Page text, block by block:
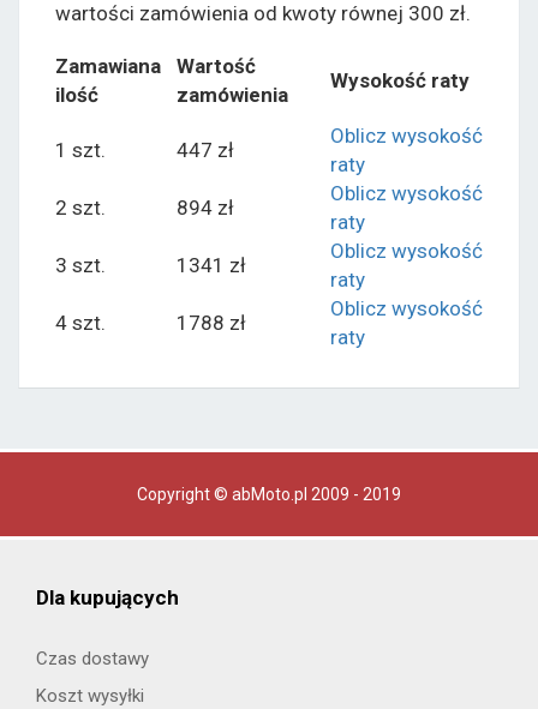
wartości zamówienia od kwoty równej 300 zł.
Zamawiana
ilość
Wartość
zamówienia
Wysokość raty
1 szt. 447 zł
Oblicz wysokość
raty
2 szt.
894 zł
Oblicz wysokość
raty
3 szt.
1341 zł
Oblicz wysokość
raty
4 szt.
1788 zł
Oblicz wysokość
raty
Copyright © abMoto.pl 2009 - 2019
Dla kupujących
Czas dostawy
Koszt wysyłki